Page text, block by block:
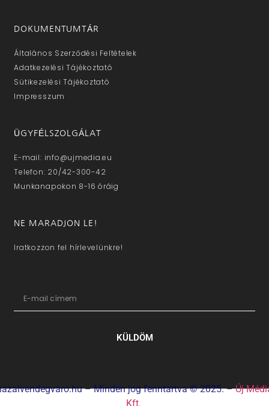
DOKUMENTUMTÁR
Általános Szerződési Feltételek
Adatkezelési Tájékoztató
Sütikezelési Tájékoztató
Impresszum
ÜGYFÉLSZOLGÁLAT
E-mail: info@ujmedia.eu
Telefon: 20/42-300-42
Munkanapokon 8-16 óráig
NE MARADJON LE!
Iratkozzon fel hírlevelünkre!
KÜLDÖM
– Minden jog fenntartva © 2025. –Új
Kft.